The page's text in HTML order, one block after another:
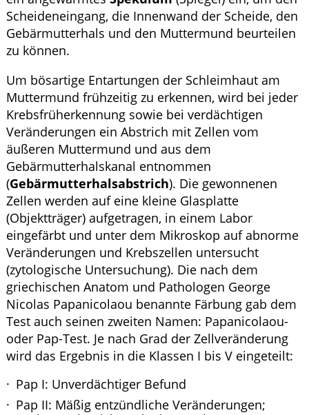
Scheideneingang, die Innenwand der Scheide, den
Gebärmutterhals und den Muttermund beurteilen
zu können.
Um bösartige Entartungen der Schleimhaut am
Muttermund frühzeitig zu erkennen, wird bei jeder
Krebsfrüherkennung sowie bei verdächtigen
Veränderungen ein Abstrich mit Zellen vom
äußeren Muttermund und aus dem
Gebärmutterhalskanal entnommen
(Gebärmutterhalsabstrich). Die gewonnenen
Zellen werden auf eine kleine Glasplatte
(Objektträger) aufgetragen, in einem Labor
eingefärbt und unter dem Mikroskop auf abnorme
Veränderungen und Krebszellen untersucht
(zytologische Untersuchung). Die nach dem
griechischen Anatom und Pathologen George
Nicolas Papanicolaou benannte Färbung gab dem
Test auch seinen zweiten Namen: Papanicolaou-
oder Pap-Test. Je nach Grad der Zellveränderung
wird das Ergebnis in die Klassen I bis V eingeteilt:
Pap I: Unverdächtiger Befund
Pap II: Mäßig entzündliche Veränderungen;